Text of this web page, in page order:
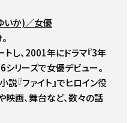
いか)／女優
し、2001年にドラマ『3年
シリーズで女優デビュー。
『ファイト』でヒロイン役
映画、舞台など、数々の話